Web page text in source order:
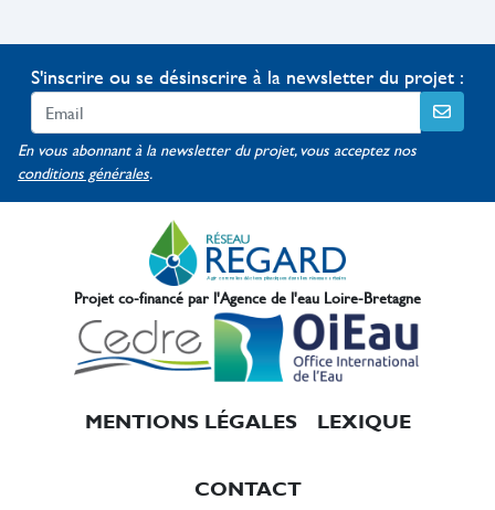
S'inscrire ou se désinscrire à la newsletter du projet :
En vous abonnant à la newsletter du projet, vous acceptez nos
conditions générales.
Projet co-financé par l'Agence de l'eau Loire-Bretagne
Menu Pied de page
MENTIONS LÉGALES LEXIQUE
CONTACT